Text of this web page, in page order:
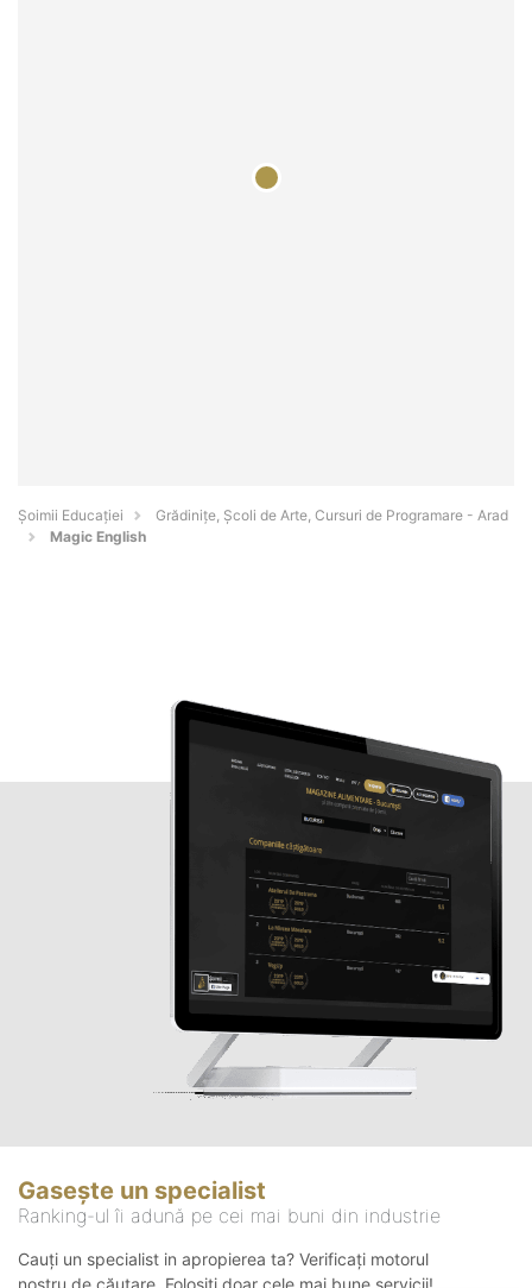
Șoimii Educației
Grădinițe, Școli de Arte, Cursuri de Programare - Arad
Magic English
Gasește un specialist
Ranking-ul îi adună pe cei mai buni din industrie
Cauți un specialist in apropierea ta? Verificați motorul
nostru de căutare. Folosiți doar cele mai bune servicii!